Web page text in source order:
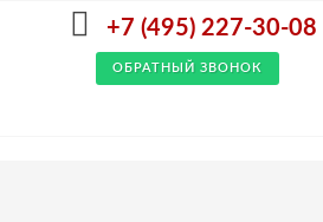
+7 (495) 227-30-08
ОБРАТНЫЙ ЗВОНОК